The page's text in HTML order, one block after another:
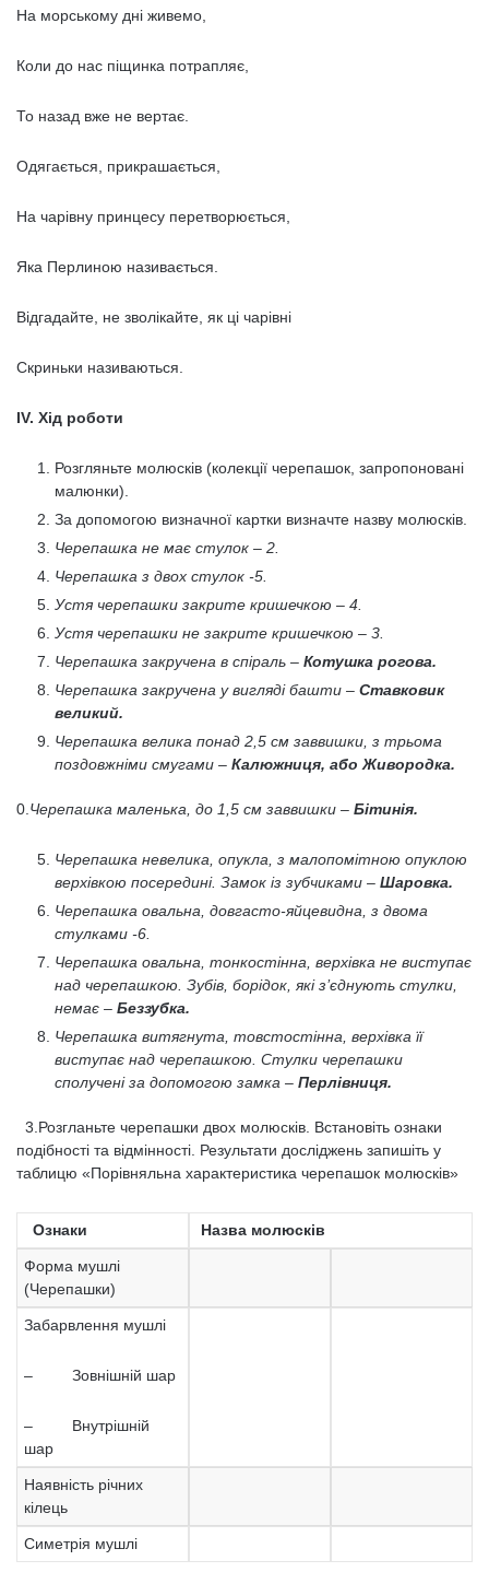
На морському дні живемо,
Коли до нас піщинка потрапляє,
То назад вже не вертає.
Одягається, прикрашається,
На чарівну принцесу перетворюється,
Яка Перлиною називається.
Відгадайте, не зволікайте, як ці чарівні
Скриньки називаються.
ІV. Хід роботи
Розгляньте молюсків (колекції черепашок, запропоновані
малюнки).
За допомогою визначної картки визначте назву молюсків.
Черепашка не має стулок – 2.
Черепашка з двох стулок -5.
Устя черепашки закрите кришечкою – 4.
Устя черепашки не закрите кришечкою – 3.
Черепашка закручена в спіраль – Котушка рогова.
Черепашка закручена у вигляді башти – Ставковик
великий.
Черепашка велика понад 2,5 см заввишки, з трьома
поздовжніми смугами – Калюжниця, або Живородка.
0. Черепашка маленька, до 1,5 см заввишки – Бітинія.
Черепашка невелика, опукла, з малопомітною опуклою
верхівкою посередині. Замок із зубчиками – Шаровка.
Черепашка овальна, довгасто-яйцевидна, з двома
стулками -6.
Черепашка овальна, тонкостінна, верхівка не виступає
над черепашкою. Зубів, борідок, які з’єднують стулки,
немає – Беззубка.
Черепашка витягнута, товстостінна, верхівка її
виступає над черепашкою. Стулки черепашки
сполучені за допомогою замка – Перлівниця.
3.Розгланьте черепашки двох молюсків. Встановіть ознаки
подібності та відмінності. Результати досліджень запишіть у
таблицю «Порівняльна характеристика черепашок молюсків»
Ознаки Назва молюсків
Форма мушлі
(Черепашки)
Забарвлення мушлі
– Зовнішній шар
– Внутрішній
шар
Наявність річних
кілець
Симетрія мушлі